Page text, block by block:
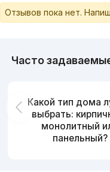
Отзывов пока нет.
Часто
Какой тип дома
выбрать:
монолитный
панельный?